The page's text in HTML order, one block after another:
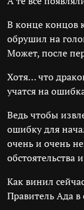
В конце концов
обрушил на
Может, после
Хотя… что
учатся на
Ведь чтобы
ошибку для
очень и очень
обстоятельства
Как винил
Правитель Ада в